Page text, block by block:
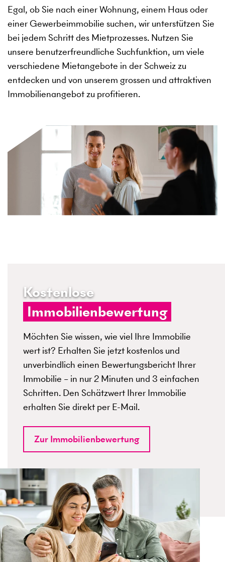
Egal, ob Sie nach einer Wohnung, einem Haus oder
einer Gewerbeimmobilie suchen, wir unterstützen Sie
bei jedem Schritt des Mietprozesses. Nutzen Sie
unsere benutzerfreundliche Suchfunktion, um viele
verschiedene Mietangebote in der Schweiz zu
entdecken und von unserem grossen und attraktiven
Immobilienangebot zu profitieren.
Kostenlose
Immobilienbewertung
Möchten Sie wissen, wie viel Ihre Immobilie
wert ist? Erhalten Sie jetzt kostenlos und
unverbindlich einen Bewertungsbericht Ihrer
Immobilie – in nur 2 Minuten und 3 einfachen
Schritten. Den Schätzwert Ihrer Immobilie
erhalten Sie direkt per E-Mail.
Zur Immobilienbewertung